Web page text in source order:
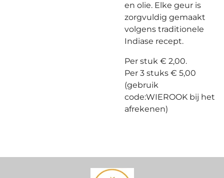
en olie. Elke geur is
zorgvuldig gemaakt
volgens traditionele
Indiase recept.
Per stuk € 2,00.
Per 3 stuks € 5,00
(gebruik
code:WIEROOK bij het
afrekenen)